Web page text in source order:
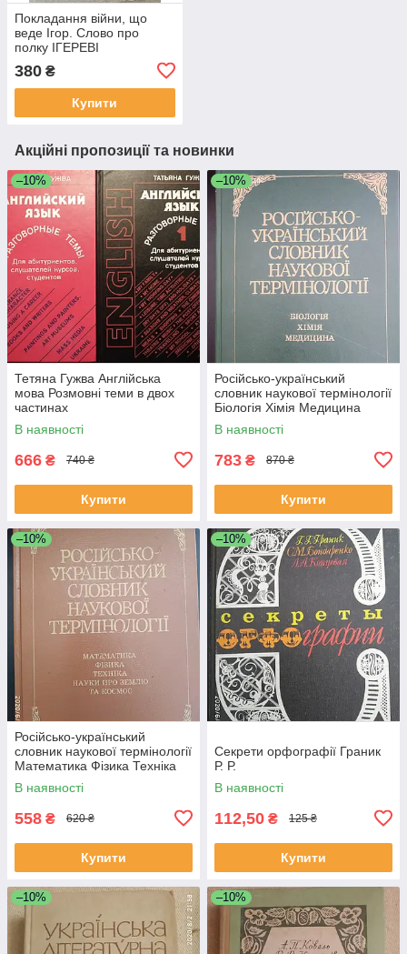
Покладання війни, що
веде Ігор. Слово про
полку ІГЕРЕВІ
380 ₴
Купити
Акційні пропозиції та новинки
–10%
Тетяна Гужва Англійська
мова Розмовні теми в двох
частинах
В наявності
666 ₴ 740 ₴
Купити
–10%
Російсько-український
словник наукової термінології
Біологія Хімія Медицина
Вассер С.П. Дудка І.О.
В наявності
783 ₴ 870 ₴
Купити
–10%
Російсько-український
словник наукової термінології
Математика Фізика Техніка
Науки про землю та космос
В наявності
558 ₴ 620 ₴
Купити
–10%
Секрети орфографії Граник
Р. Р.
В наявності
112,50 ₴ 125 ₴
Купити
–10% –10%